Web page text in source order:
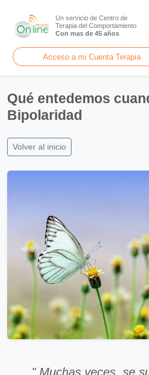
Un servicio de Centro de
Terapia del Comportamiento
Con mas de 45 años
Acceso a mi Cuenta Terapia
Qué entedemos
Bipolaridad
Volver al inicio
" Muchas veces, se